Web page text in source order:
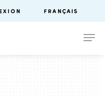
FRANÇAIS